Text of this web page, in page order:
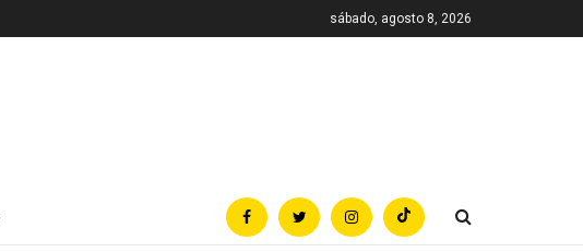
sábado, agosto 8, 2026